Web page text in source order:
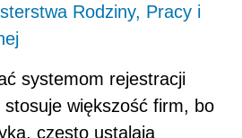
Rodziny, Pracy i
systemom rejestracji
większość firm, bo
często ustalają